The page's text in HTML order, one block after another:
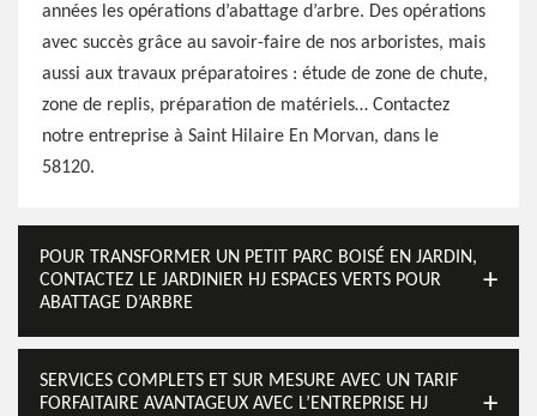
années les opérations d’abattage d’arbre. Des opérations
avec succès grâce au savoir-faire de nos arboristes, mais
aussi aux travaux préparatoires : étude de zone de chute,
zone de replis, préparation de matériels… Contactez
notre entreprise à Saint Hilaire En Morvan, dans le
58120.
POUR TRANSFORMER UN PETIT PARC BOISÉ EN JARDIN,
CONTACTEZ LE JARDINIER HJ ESPACES VERTS POUR
ABATTAGE D’ARBRE
SERVICES COMPLETS ET SUR MESURE AVEC UN TARIF
FORFAITAIRE AVANTAGEUX AVEC L’ENTREPRISE HJ